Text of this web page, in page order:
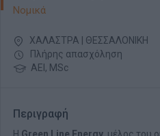
Νομικά
ΧΑΛΑΣΤΡΑ | ΘΕΣΣΑΛΟΝΙΚΗ
Πλήρης απασχόληση
ΑΕΙ, MSc
Περιγραφή